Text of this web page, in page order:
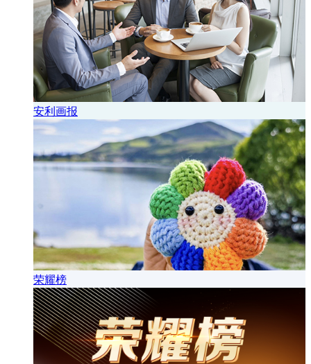
安利画报
荣耀榜